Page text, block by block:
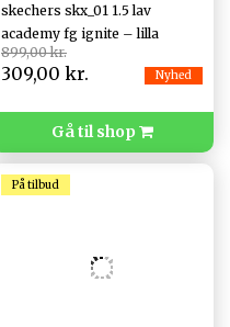
skechers skx_01 1.5 lav
academy fg ignite – lilla
899,00 kr.
309,00 kr. Nyhed
Gå til shop
På tilbud